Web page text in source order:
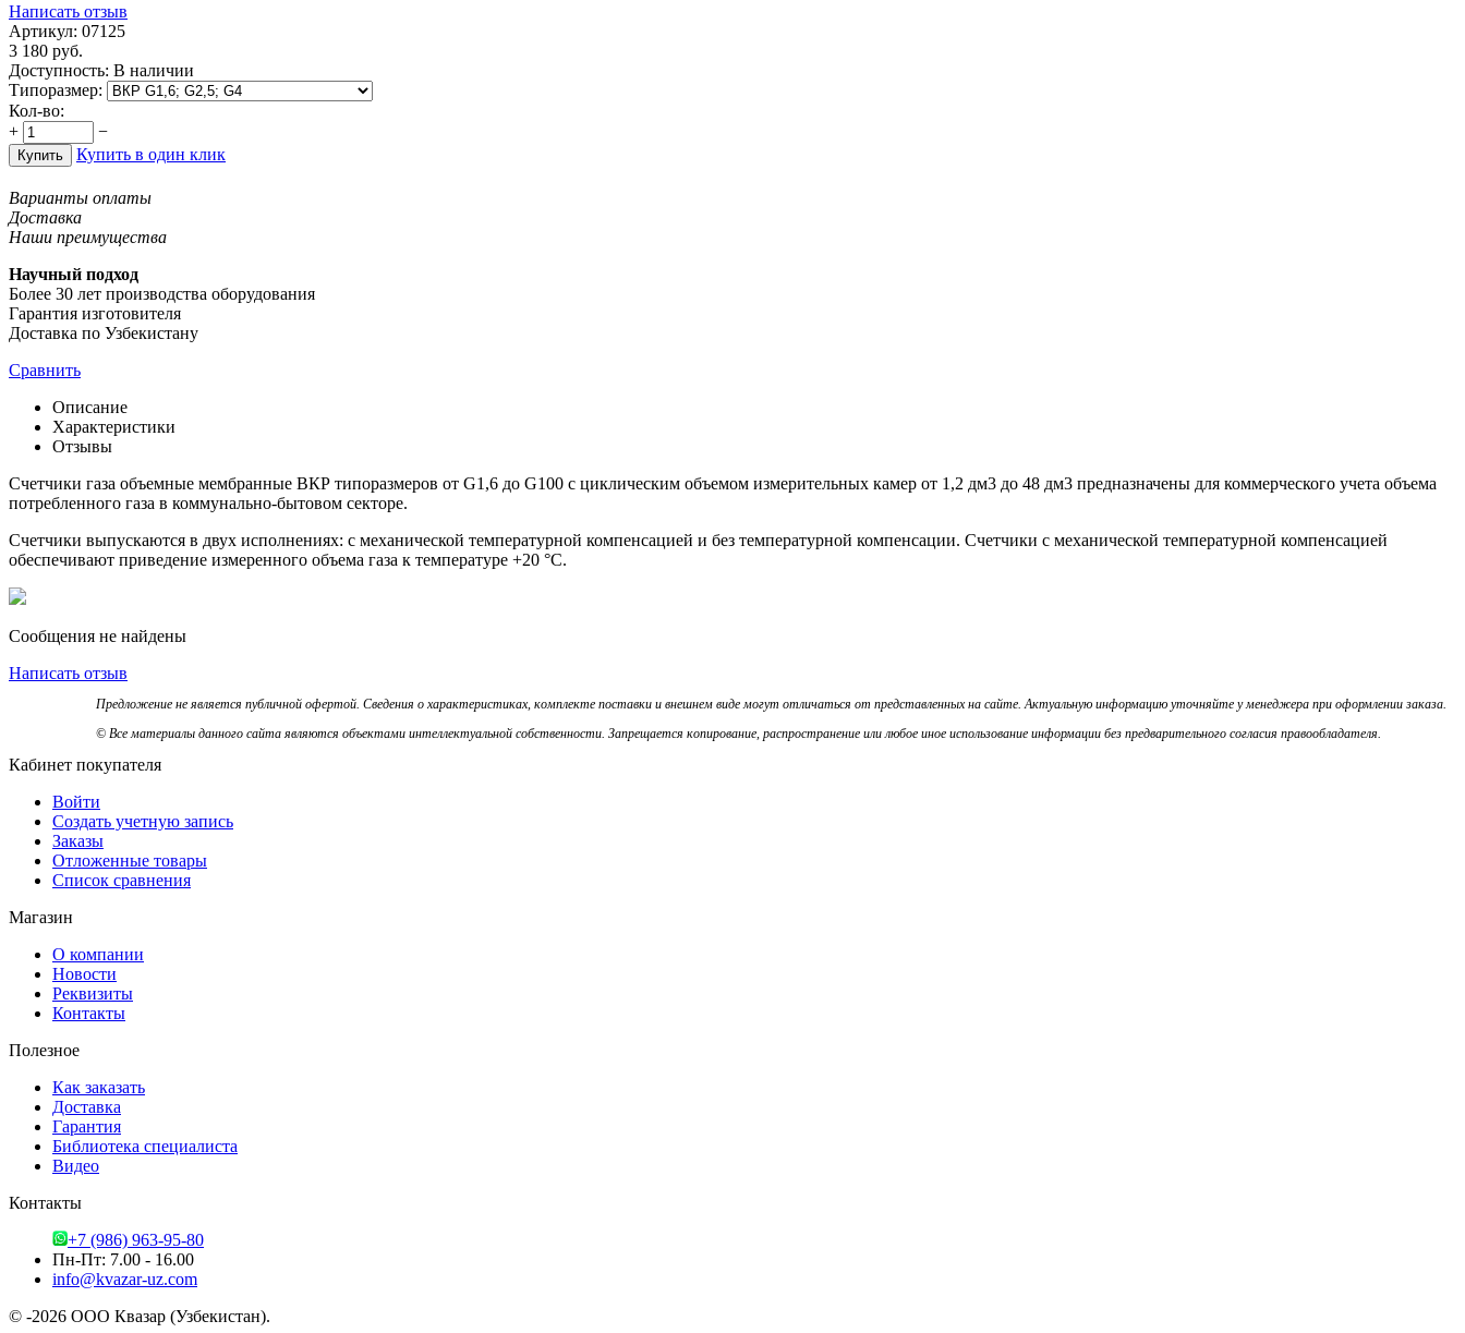
Написать отзыв
Артикул: 07125
3 180 руб.
Доступность: В наличии
Типоразмер:
Кол-во:
+
−
Купить Купить в один клик
Варианты оплаты
Доставка
Наши преимущества
Научный подход
Более 30 лет производства оборудования
Гарантия изготовителя
Доставка по Узбекистану
Сравнить
Описание
Характеристики
Отзывы
Счетчики газа объемные мембранные ВКР типоразмеров от G1,6 до G100 с циклическим объемом измерительных камер от 1,2 дм3 до 48 дм3 предназначены для коммерческого учета объема
потребленного газа в коммунально-бытовом секторе.
Счетчики выпускаются в двух исполнениях: с механической температурной компенсацией и без температурной компенсации. Счетчики с механической температурной компенсацией
обеспечивают приведение измеренного объема газа к температуре +20 °С.
Сообщения не найдены
Написать отзыв
Предложение не является публичной офертой. Сведения о характеристиках, комплекте поставки и внешнем виде могут отличаться от представленных на сайте. Актуальную информацию уточняйте у менеджера при оформлении заказа.
© Все материалы данного сайта являются объектами интеллектуальной собственности. Запрещается копирование, распространение или любое иное использование информации без предварительного согласия правообладателя.
Кабинет покупателя
Войти
Создать учетную запись
Заказы
Отложенные товары
Список сравнения
Магазин
О компании
Новости
Реквизиты
Контакты
Полезное
Как заказать
Доставка
Гарантия
Библиотека специалиста
Видео
Контакты
+7 (986) 963-95-80
Пн-Пт: 7.00 - 16.00
info@kvazar-uz.com
© -2026 ООО Квазар (Узбекистан).